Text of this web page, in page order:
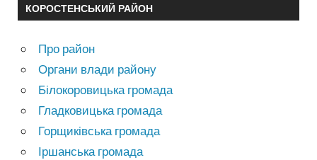
КОРОСТЕНСЬКИЙ РАЙОН
Про район
Органи влади району
Білокоровицька громада
Гладковицька громада
Горщиківська громада
Іршанська громада